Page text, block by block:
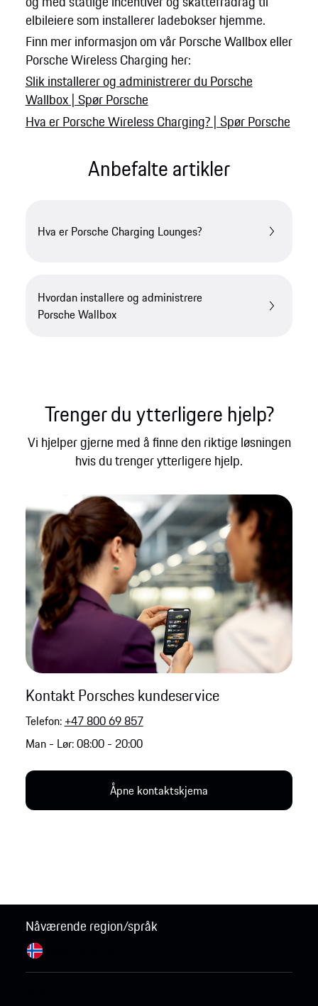
elbileiere som installerer ladebokser hjemme.
Finn mer informasjon om vår Porsche Wallbox eller
Porsche Wireless Charging her:
Slik installerer og administrerer du Porsche
Wallbox | Spør Porsche
Hva er Porsche Wireless Charging? | Spør Porsche
Anbefalte artikler
Hva er Porsche Charging Lounges?
Hvordan installere og administrere
Porsche Wallbox
Trenger du ytterligere hjelp?
Vi hjelper gjerne med å finne den riktige løsningen
hvis du trenger ytterligere hjelp.
Kontakt Porsches kundeservice
Telefon: +47 800 69 857
Man - Lør: 08:00 - 20:00
Åpne kontaktskjema
Nåværende region/språk